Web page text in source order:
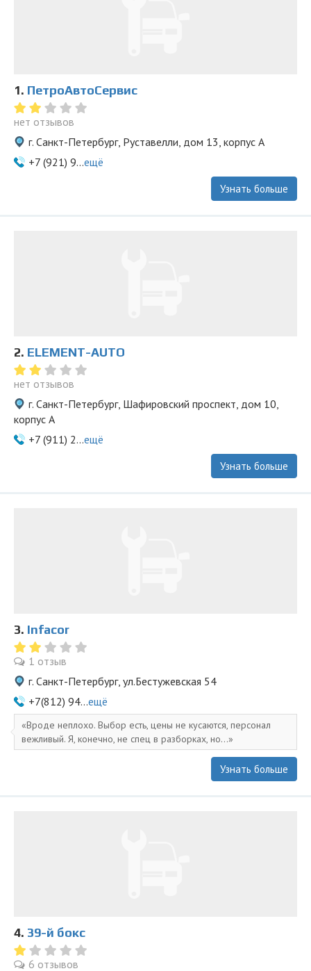
1. ПетроАвтоСервис
нет отзывов
г. Санкт-Петербург, Руставелли, дом 13, корпус А
+7 (921) 9...ещё
Узнать больше
2. ELEMENT-AUTO
нет отзывов
г. Санкт-Петербург, Шафировский проспект, дом 10,
корпус А
+7 (911) 2...ещё
Узнать больше
3. Infacor
1 отзыв
г. Санкт-Петербург, ул.Бестужевская 54
+7(812) 94...ещё
Вроде неплохо. Выбор есть, цены не кусаются, персонал
вежливый. Я, конечно, не спец в разборках, но...
Узнать больше
4. 39-й бокс
6 отзывов